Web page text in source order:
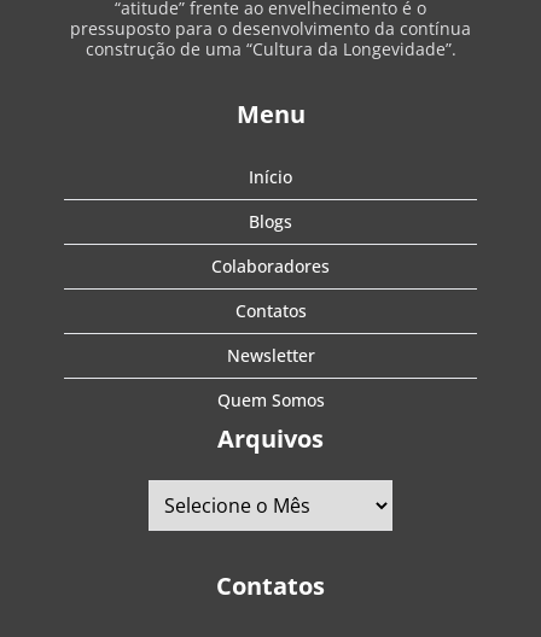
“atitude” frente ao envelhecimento é o
pressuposto para o desenvolvimento da contínua
construção de uma “Cultura da Longevidade”.
Menu
Início
Blogs
Colaboradores
Contatos
Newsletter
Quem Somos
Arquivos
Contatos